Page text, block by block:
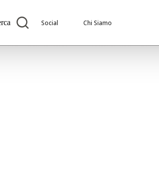
Social Chi Siamo